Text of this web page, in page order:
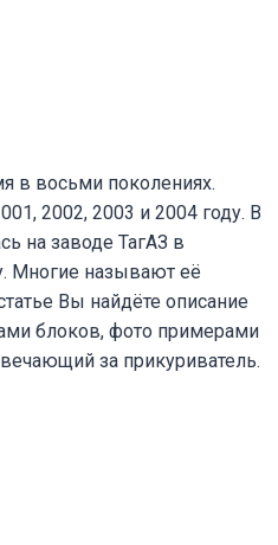
в восьми поколениях.
2002, 2003 и 2004 году. В
на заводе ТагАЗ в
Многие называют её
Вы найдёте описание
блоков, фото примерами
за прикуриватель.